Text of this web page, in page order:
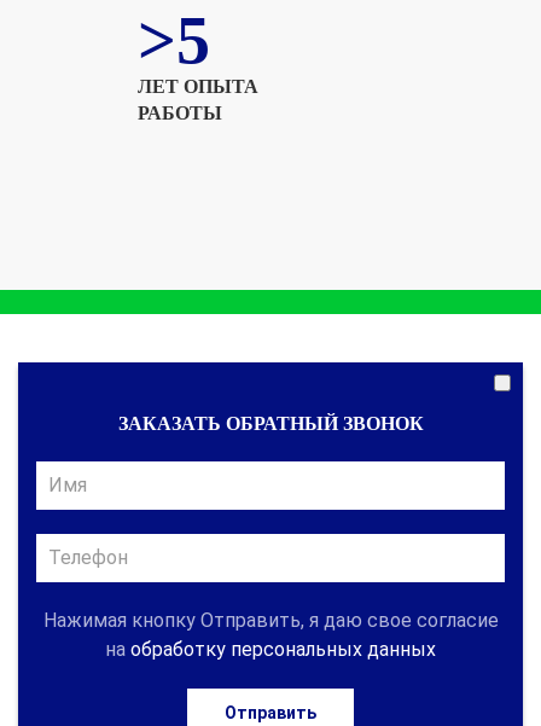
>5
ЛЕТ ОПЫТА
РАБОТЫ
ЗАКАЗАТЬ ОБРАТНЫЙ ЗВОНОК
Нажимая кнопку Отправить, я даю свое согласие
на обработку персональных данных
Отправить